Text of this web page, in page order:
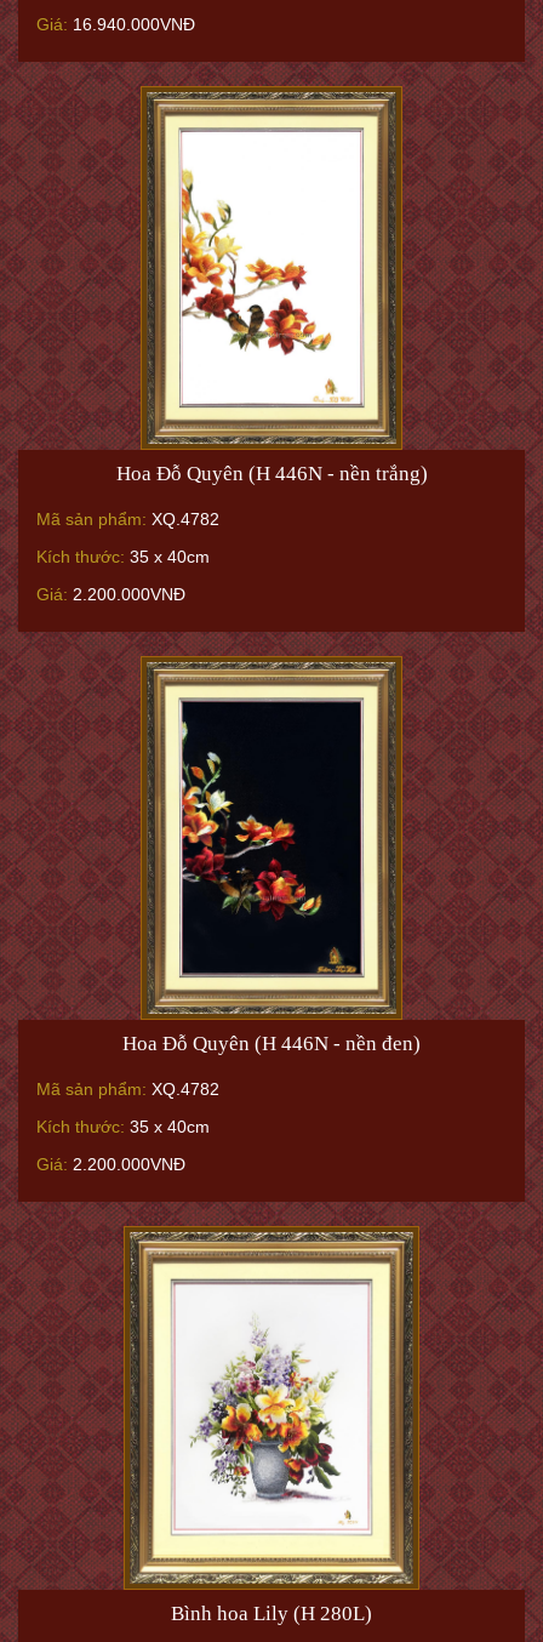
Giá: 16.940.000VNĐ
Hoa Đỗ Quyên (H 446N - nền trắng)
Mã sản phẩm: XQ.4782
Kích thước: 35 x 40cm
Giá: 2.200.000VNĐ
Hoa Đỗ Quyên (H 446N - nền đen)
Mã sản phẩm: XQ.4782
Kích thước: 35 x 40cm
Giá: 2.200.000VNĐ
Bình hoa Lily (H 280L)